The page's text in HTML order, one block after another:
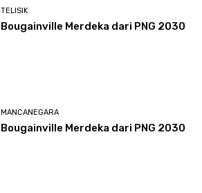
TELISIK
Bougainville Merdeka dari PNG 2030
MANCANEGARA
Bougainville Merdeka dari PNG 2030